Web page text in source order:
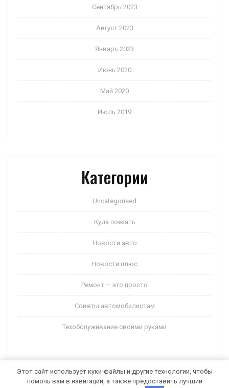
Сентябрь 2023
Август 2023
Январь 2023
Июнь 2020
Май 2020
Июль 2019
Категории
Uncategorised
Куда поехать
Новости авто
Новости плюс
Ремонт — это просто
Советы автомобилистам
Техобслуживание своими руками
Этот сайт использует куки-файлы и другие технологии, чтобы
помочь вам в навигации, а также предоставить лучший